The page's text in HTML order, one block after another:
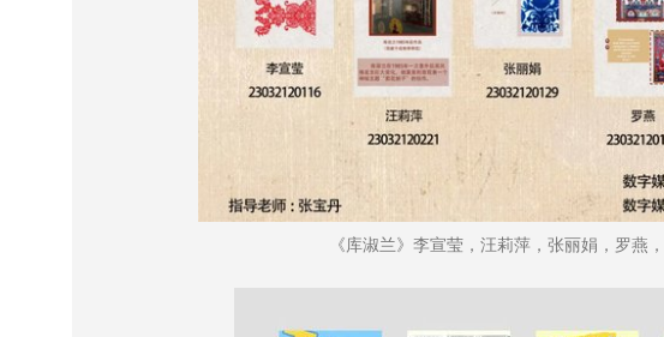
《库淑兰》李宣莹，汪莉萍，张丽娟，罗燕